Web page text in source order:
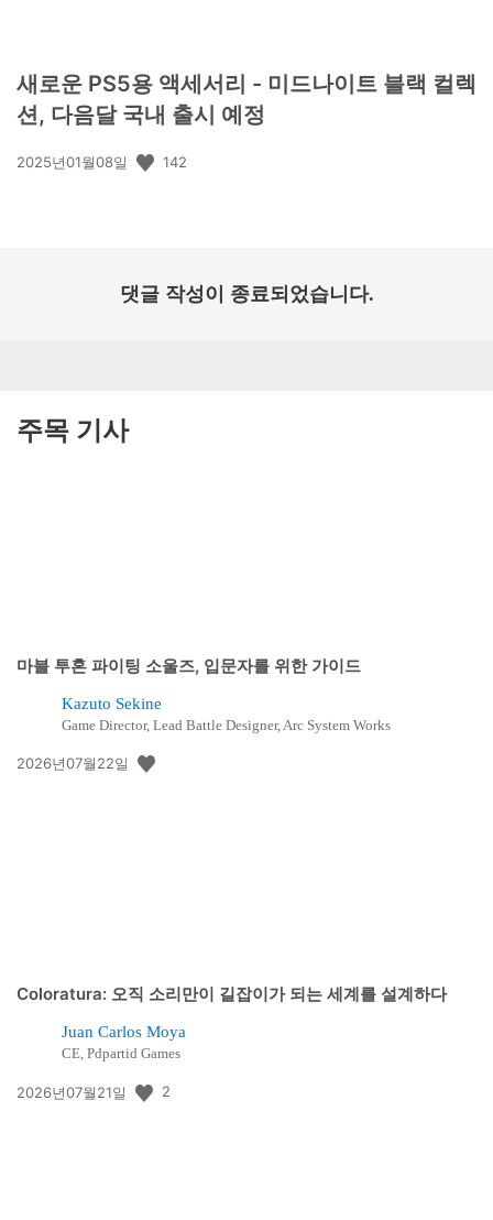
새로운 PS5용 액세서리 - 미드나이트 블랙 컬렉
션, 다음달 국내 출시 예정
공
2025년01월08일 142
댓글 작성이 종료되었습니다.
주목 기사
마블 투혼 파이팅 소울즈, 입문자를 위한 가이드
Kazuto Sekine
Game Director, Lead Battle Designer, Arc System Works
공
2026년07월22일
Coloratura: 오직 소리만이 길잡이가 되는 세계를 설계하다
Juan Carlos Moya
CE, Pdpartid Games
공
2026년07월21일 2